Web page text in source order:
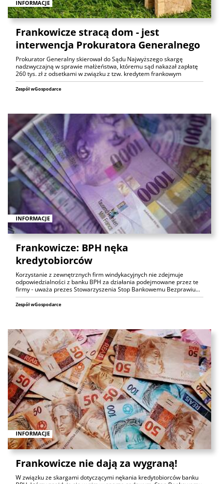
INFORMACJE
Frankowicze stracą dom - jest
interwencja Prokuratora Generalnego
Prokurator Generalny skierował do Sądu Najwyższego skargę
nadzwyczajną w sprawie małżeństwa, któremu sąd nakazał zapłatę
260 tys. zł z odsetkami w związku z tzw. kredytem frankowym
Zespół wGospodarce
INFORMACJE
Frankowicze: BPH nęka
kredytobiorców
Korzystanie z zewnętrznych firm windykacyjnych nie zdejmuje
odpowiedzialności z banku BPH za działania podejmowane przez te
firmy - uważa prezes Stowarzyszenia Stop Bankowemu Bezprawiu…
Zespół wGospodarce
INFORMACJE
Frankowicze nie dają za wygraną!
W związku ze skargami dotyczącymi nękania kredytobiorców banku